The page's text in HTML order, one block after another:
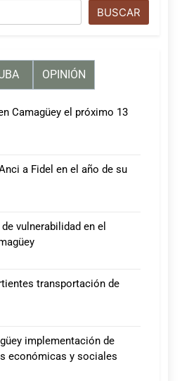
BUSCAR
OPINIÓN
Camagüey el próximo 13
a Fidel en el año de su
vulnerabilidad en el
transportación de
implementación de
económicas y sociales